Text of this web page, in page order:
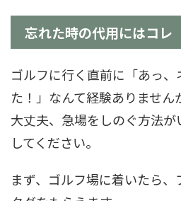
忘れた時の代用にはコレ
ゴルフに行く直前に「あっ
た！」なんて経験ありません
大丈夫、急場をしのぐ方法
してください。
まず、ゴルフ場に着いたら